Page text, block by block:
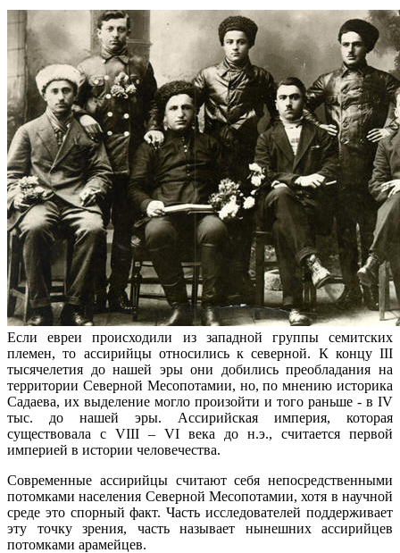
Если евреи происходили из западной группы семитских
племен, то ассирийцы относились к северной. К концу III
тысячелетия до нашей эры они добились преобладания на
территории Северной Месопотамии, но, по мнению историка
Садаева, их выделение могло произойти и того раньше - в IV
тыс. до нашей эры. Ассирийская империя, которая
существовала с VIII – VI века до н.э., считается первой
империей в истории человечества.
Современные ассирийцы считают себя непосредственными
потомками населения Северной Месопотамии, хотя в научной
среде это спорный факт. Часть исследователей поддерживает
эту точку зрения, часть называет нынешних ассирийцев
потомками арамейцев.